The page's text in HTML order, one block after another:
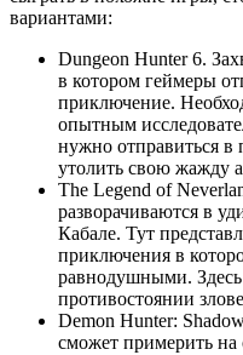
вариантами:
Dungeon Hunter 6.
в котором геймеры
приключение.
опытным
нужно отправиться в
утолить свою жажду
The Legend of
разворачиваются в
Кабале. Тут
приключения в
равнодушными. Здесь
противостоянии
Demon Hunter:
сможет примерить на